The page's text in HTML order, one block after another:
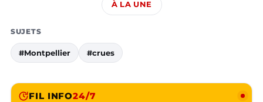
À LA UNE
SUJETS
#Montpellier #crues
FIL INFO24/7